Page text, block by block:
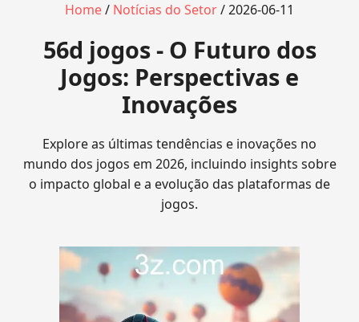
Home/ Notícias do Setor/ 2026-06-11
56d jogos - O Futuro dos
Jogos: Perspectivas e
Inovações
Explore as últimas tendências e inovações no
mundo dos jogos em 2026, incluindo insights sobre
o impacto global e a evolução das plataformas de
jogos.